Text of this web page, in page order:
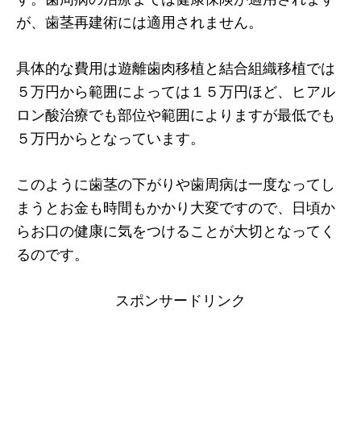
が、歯茎再建術には適用されません。
具体的な費用は遊離歯肉移植と結合組織移植では
５万円から範囲によっては１５万円ほど、ヒアル
ロン酸治療でも部位や範囲によりますが最低でも
５万円からとなっています。
このように歯茎の下がりや歯周病は一度なってし
まうとお金も時間もかかり大変ですので、日頃か
らお口の健康に気をつけることが大切となってく
るのです。
スポンサードリンク